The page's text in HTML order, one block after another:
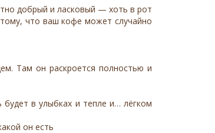
добрый и ласковый — хоть в рот
что ваш кофе может случайно
Там он раскроется полностью и
в улыбках и тепле и… лёгком
он есть